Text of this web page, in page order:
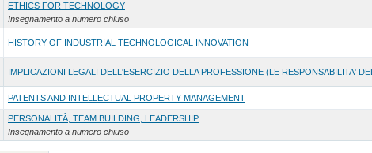
ETHICS FOR TECHNOLOGY
Insegnamento a numero chiuso
HISTORY OF INDUSTRIAL TECHNOLOGICAL INNOVATION
IMPLICAZIONI LEGALI DELL'ESERCIZIO DELLA PROFESSIONE (LE RESPONSABILITA'
PATENTS AND INTELLECTUAL PROPERTY MANAGEMENT
PERSONALITÀ, TEAM BUILDING, LEADERSHIP
Insegnamento a numero chiuso